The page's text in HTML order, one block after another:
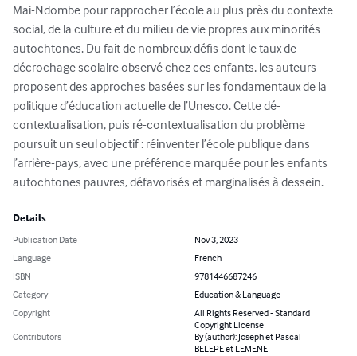
Mai-Ndombe pour rapprocher l’école au plus près du contexte
social, de la culture et du milieu de vie propres aux minorités
autochtones. Du fait de nombreux défis dont le taux de
décrochage scolaire observé chez ces enfants, les auteurs
proposent des approches basées sur les fondamentaux de la
politique d’éducation actuelle de l’Unesco. Cette dé-
contextualisation, puis ré-contextualisation du problème
poursuit un seul objectif : réinventer l’école publique dans
l’arrière-pays, avec une préférence marquée pour les enfants
autochtones pauvres, défavorisés et marginalisés à dessein.
Details
Publication Date
Nov 3, 2023
Language
French
ISBN
9781446687246
Category
Education & Language
Copyright
All Rights Reserved - Standard
Copyright License
Contributors
By (author): Joseph et Pascal
BELEPE et LEMENE